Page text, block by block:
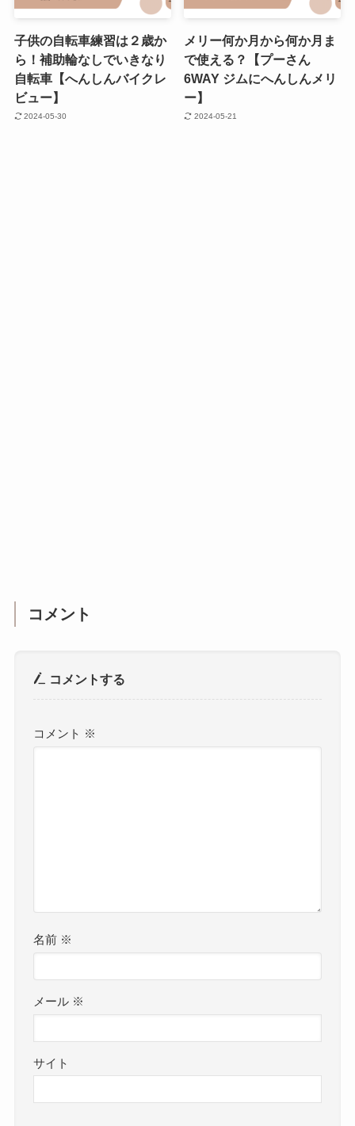
子供の自転車練習は２歳か
ら！補助輪なしでいきなり
自転車【へんしんバイクレ
ビュー】
2024-05-30
メリー何か月から何か月ま
で使える？【プーさん
6WAY ジムにへんしんメリ
ー】
2024-05-21
コメント
コメントする
コメント ※
名前 ※
メール ※
サイト